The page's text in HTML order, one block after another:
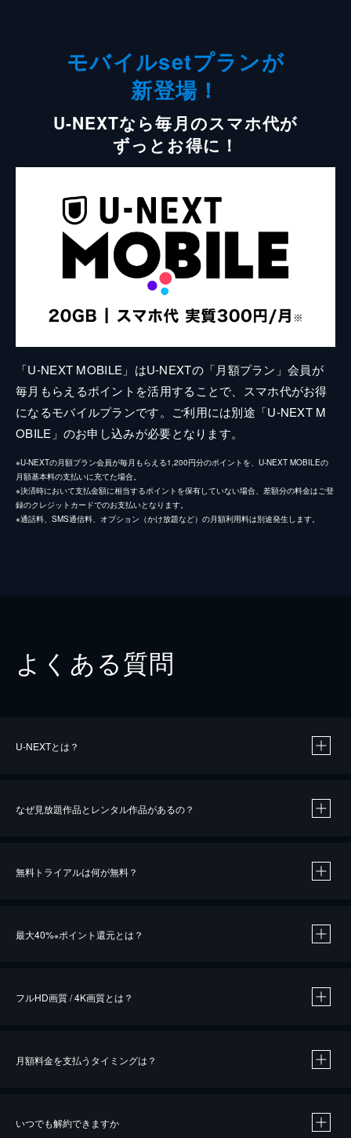
モバイルsetプランが
新登場！
U-NEXTなら毎月のスマホ代が
ずっとお得に！
「U-NEXT MOBILE」はU-NEXTの「月額プラン」会員が
毎月もらえるポイントを活用することで、スマホ代がお得
になるモバイルプランです。ご利用には別途「U-NEXT M
OBILE」のお申し込みが必要となります。
※U-NEXTの月額プラン会員が毎月もらえる1,200円分のポイントを、U-NEXT MOBILEの
月額基本料の支払いに充てた場合。
※決済時において支払金額に相当するポイントを保有していない場合、差額分の料金はご登
録のクレジットカードでのお支払いとなります。
※通話料、SMS通信料、オプション（かけ放題など）の月額利用料は別途発生します。
よくある質問
U-NEXTとは？
なぜ見放題作品とレンタル作品があるの？
無料トライアルは何が無料？
最大40%※ポイント還元とは？
※40％ポイント還元の対象は、クレジットカード決済による作品の購入 / レンタルです。
フルHD画質 / 4K画質とは？
月額料金を支払うタイミングは？
いつでも解約できますか